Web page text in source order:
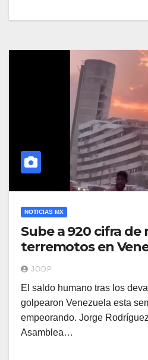
NOTICIAS MX
Sube a 920 cifra
terremotos en
JODP
El saldo humano tras los
golpearon Venezuela esta
empeorando. Jorge
Asamblea…